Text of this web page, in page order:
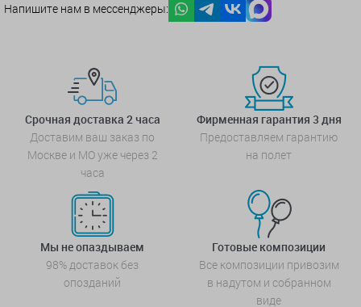
Напишите нам в мессенджеры:
Срочная доставка 2 часа
Доставим ваш заказ по
Москве и МО уже через 2
часа
Фирменная гарантия 3 дня
Предоставляем гарантию
на полет
Мы не опаздываем
98% доставок без
опозданий
Готовые композиции
Все композиции привозим
в надутом и собранном
виде